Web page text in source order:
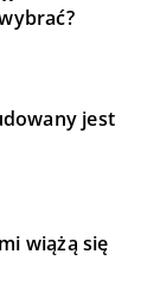
jest
wiążą się